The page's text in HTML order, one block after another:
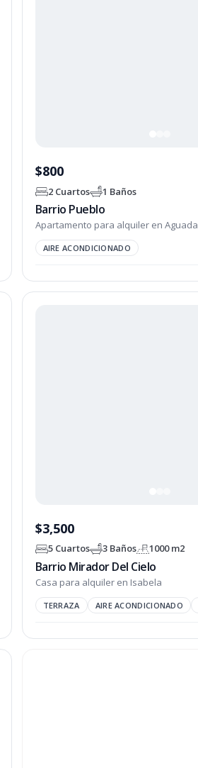
$800
2 Cuartos 1 Baños
Barrio Pueblo
Apartamento para alquiler en Aguada
AIRE ACONDICIONADO
$3,500
5 Cuartos 3 Baños 1000 m2
Barrio Mirador Del Cielo
Casa para alquiler en Isabela
TERRAZA AIRE ACONDICIONADO